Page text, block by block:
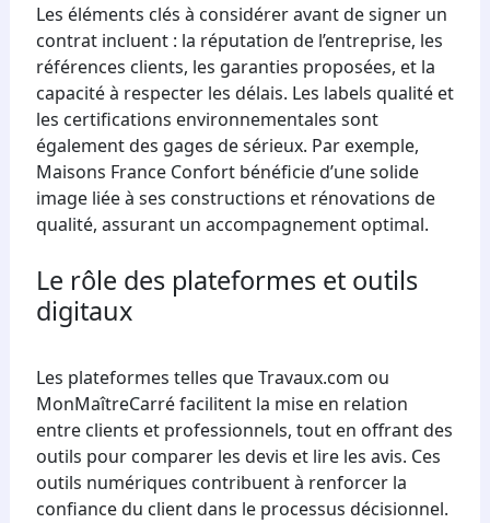
Les éléments clés à considérer avant de signer un
contrat incluent : la réputation de l’entreprise, les
références clients, les garanties proposées, et la
capacité à respecter les délais. Les labels qualité et
les certifications environnementales sont
également des gages de sérieux. Par exemple,
Maisons France Confort bénéficie d’une solide
image liée à ses constructions et rénovations de
qualité, assurant un accompagnement optimal.
Le rôle des plateformes et outils
digitaux
Les plateformes telles que Travaux.com ou
MonMaîtreCarré facilitent la mise en relation
entre clients et professionnels, tout en offrant des
outils pour comparer les devis et lire les avis. Ces
outils numériques contribuent à renforcer la
confiance du client dans le processus décisionnel.